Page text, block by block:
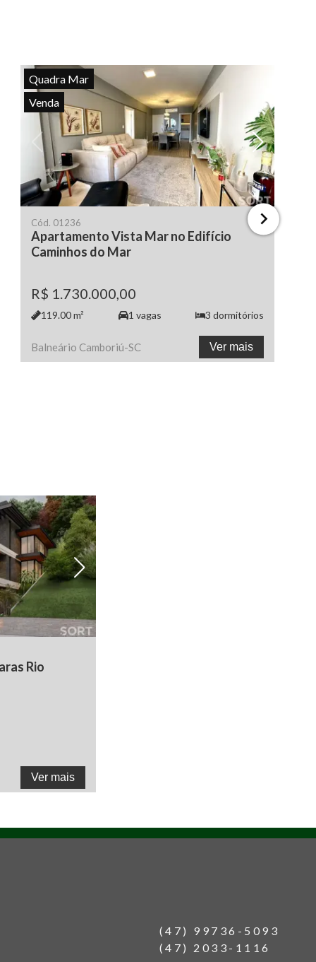
Ver todas as fotos
Quadra Mar
Venda
Cód. 01236
Apartamento Vista Mar no Edifício
Caminhos do Mar
R$ 1.730.000,00
119.00m² 1 vagas 3 dormitórios
Balneário Camboriú-SC Ver mais
Rio
Ver mais
(47) 99736-5093
(47) 2033-1116